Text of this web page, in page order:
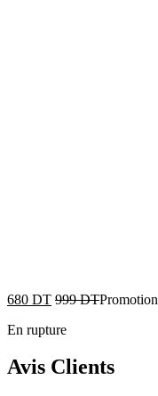
680 DT 999DTPromotion
En rupture
Avis Clients